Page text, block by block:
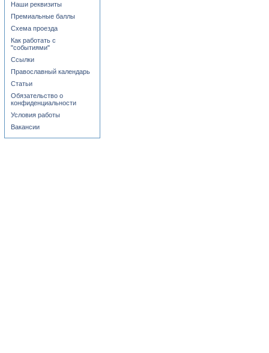
Наши реквизиты
Премиальные баллы
Схема проезда
Как работать с
"событиями"
Ссылки
Православный календарь
Статьи
Обязательство о
конфиденциальности
Условия работы
Вакансии